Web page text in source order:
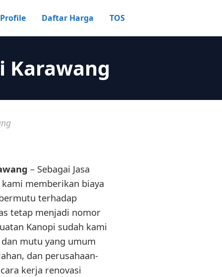
Profile Daftar Harga TOS
Karawang
– Sebagai Jasa
memberikan biaya
terhadap
tetap menjadi nomor
Kanopi sudah kami
mutu yang umum
dan perusahaan-
kerja renovasi